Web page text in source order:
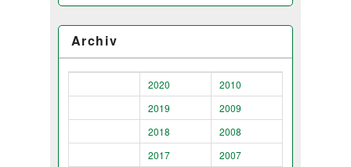
Archiv
2020
2010
2019
2009
2018
2008
2017
2007